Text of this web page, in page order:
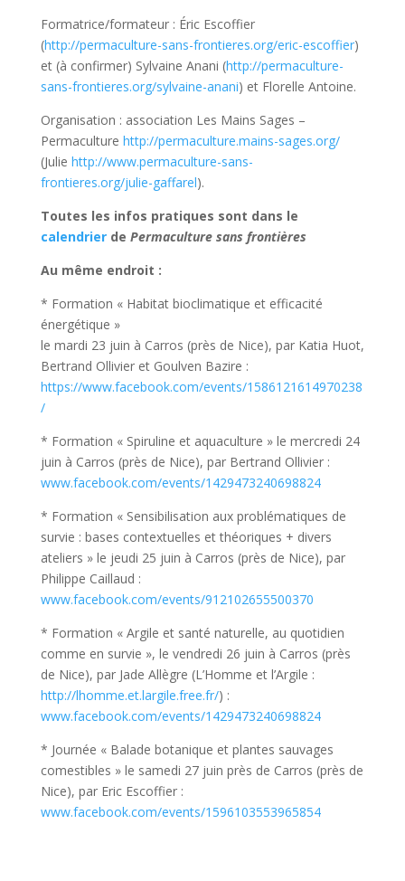
Formatrice/formateur : Éric Escoffier
(http://permaculture-sans-frontieres.org/eric-escoffier)
et (à confirmer) Sylvaine Anani (http://permaculture-
sans-frontieres.org/sylvaine-anani) et Florelle Antoine.
Organisation : association Les Mains Sages –
Permaculture http://permaculture.mains-sages.org/
(Julie http://www.permaculture-sans-
frontieres.org/julie-gaffarel).
Toutes les infos pratiques sont dans le
calendrierde Permaculture sans frontières
Au même endroit :
* Formation « Habitat bioclimatique et efficacité
énergétique »
le mardi 23 juin à Carros (près de Nice), par Katia Huot,
Bertrand Ollivier et Goulven Bazire :
https://www.facebook.com/events/1586121614970238
/
* Formation « Spiruline et aquaculture » le mercredi 24
juin à Carros (près de Nice), par Bertrand Ollivier :
www.facebook.com/events/1429473240698824
* Formation « Sensibilisation aux problématiques de
survie : bases contextuelles et théoriques + divers
ateliers » le jeudi 25 juin à Carros (près de Nice), par
Philippe Caillaud :
www.facebook.com/events/912102655500370
* Formation « Argile et santé naturelle, au quotidien
comme en survie », le vendredi 26 juin à Carros (près
de Nice), par Jade Allègre (L’Homme et l’Argile :
http://lhomme.et.largile.free.fr/) :
www.facebook.com/events/1429473240698824
* Journée « Balade botanique et plantes sauvages
comestibles » le samedi 27 juin près de Carros (près de
Nice), par Eric Escoffier :
www.facebook.com/events/1596103553965854